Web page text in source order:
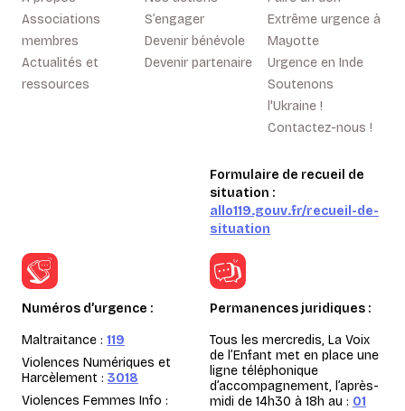
Associations
membres
Actualités et
ressources
S’engager
Devenir bénévole
Devenir partenaire
Extrême urgence à
Mayotte
Urgence en Inde
Soutenons
l'Ukraine !
Contactez-nous !
Formulaire de recueil de
situation :
allo119.gouv.fr/recueil-de-
situation
Numéros d’urgence :
Maltraitance : 119
Violences Numériques et
Harcèlement : 3018
Violences Femmes Info :
Permanences juridiques :
Tous les mercredis, La Voix
de l’Enfant met en place une
ligne téléphonique
d’accompagnement, l’après-
midi de 14h30 à 18h au : 01